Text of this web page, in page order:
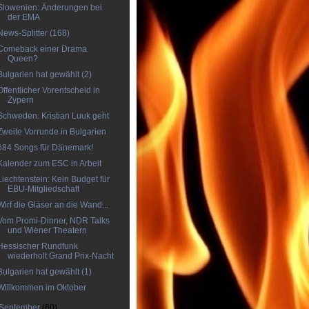
Änderungen bei
der EMA
Splitter (168)
einer Drama
Queen?
hat gewählt (2)
Vorentscheid in
Zypern
Kristian Luuk geht
Vorrunde in Bulgarien
Songs für Dänemark!
zum ESC in Arbeit
Kein Budget für
EBU-Mitgliedschaft
die Gläser an die Wand...
Promi-Dinner, NDR Talks
und Wiener Theatern
Rundfunk
wiederholt Grand Prix-Nacht
hat gewählt (1)
im Oktober